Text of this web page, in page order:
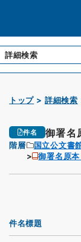
詳細検索
トップ 詳細検索
件名 御署名
階層 国立公文書
御署名原
件名標題